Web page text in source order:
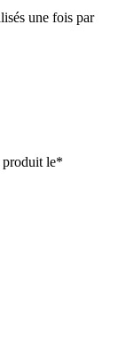
une fois par
produit le*